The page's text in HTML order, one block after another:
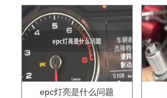
epc灯亮是什么问题